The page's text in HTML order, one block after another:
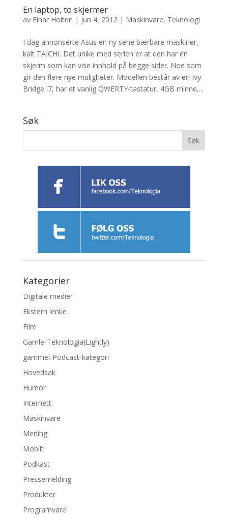
En laptop, to skjermer
av Einar Holten | jun 4, 2012| Maskinvare, Teknologi
I dag annonserte Asus en ny serie bærbare maskiner,
kalt TAICHI. Det unike med serien er at den har en
skjerm som kan vise innhold på begge sider. Noe som
gir den flere nye muligheter. Modellen består av en Ivy-
Bridge i7, har et vanlig QWERTY-tastatur, 4GB minne,...
Søk
Kategorier
Digitale medier
Ekstern lenke
Film
Gamle-Teknologia(Lightly)
gammel-Podcast-kategori
Hovedsak
Humor
Internett
Maskinvare
Mening
Mobilt
Podkast
Pressemelding
Produkter
Programvare